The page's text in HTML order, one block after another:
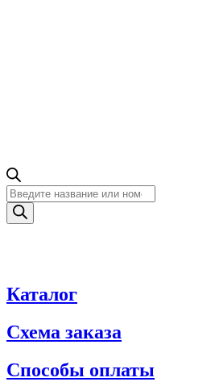
Поиск
товаров
Каталог
Схема заказа
Способы оплаты